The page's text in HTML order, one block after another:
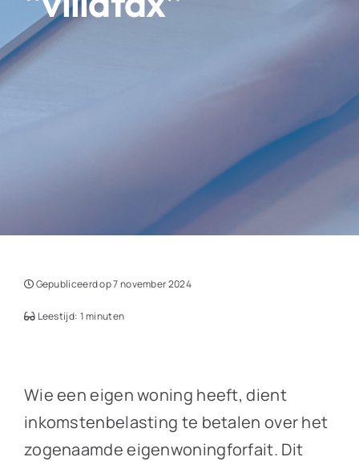
Gepubliceerd op 7 november 2024
Leestijd: 1 minuten
Wie een eigen woning heeft, dient
inkomstenbelasting te betalen over het
zogenaamde eigenwoningforfait. Dit